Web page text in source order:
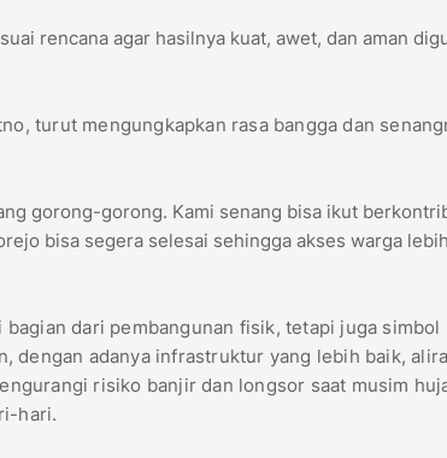
rencana agar hasilnya kuat, awet, dan aman
turut mengungkapkan rasa bangga dan
gorong-gorong. Kami senang bisa ikut
bisa segera selesai sehingga akses warga
dari pembangunan fisik, tetapi juga simbol
dengan adanya infrastruktur yang lebih baik,
risiko banjir dan longsor saat musim
hari.